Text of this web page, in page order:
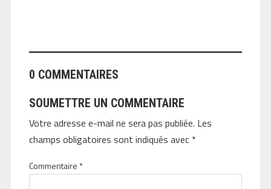
0 COMMENTAIRES
SOUMETTRE UN COMMENTAIRE
Votre adresse e-mail ne sera pas publiée. Les
champs obligatoires sont indiqués avec *
Commentaire *